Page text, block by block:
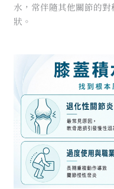
水，常伴隨其他關節的
狀。